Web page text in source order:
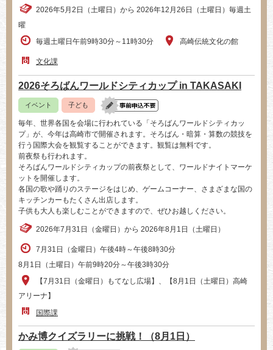
2026年5月2日（土曜日）から 2026年12月26日（土曜日）毎週土
曜
毎週土曜日午前9時30分～11時30分
高崎伝統文化の館
文化課
2026そろばんワールドシティカップ in TAKASAKI
イベント 子ども
毎年、世界各国を会場に行われている「そろばんワールドシティカッ
プ」が、今年は高崎市で開催されます。そろばん・暗算・算数の競技を
行う国際大会を観覧することができます。観覧は無料です。
前夜祭も行われます。
そろばんワールドシティカップの前夜祭として、ワールドナイトマーケ
ットを開催します。
各国の歌や踊りのステージをはじめ、ゲームコーナー、さまざまな国の
キッチンカーもたくさん出店します。
子供も大人も楽しむことができますので、ぜひお越しください。
2026年7月31日（金曜日）から 2026年8月1日（土曜日）
7月31日（金曜日）午後4時～午後8時30分
8月1日（土曜日）午前9時20分～午後3時30分
【7月31日（金曜日）もてなし広場】、【8月1日（土曜日）高崎
アリーナ】
国際課
かみ博クイズラリーに挑戦！（8月1日）